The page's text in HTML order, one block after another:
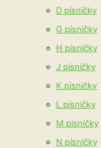
D písničky
G písničky
H písničky
J písničky
K písničky
L písničky
M písničky
N písničky